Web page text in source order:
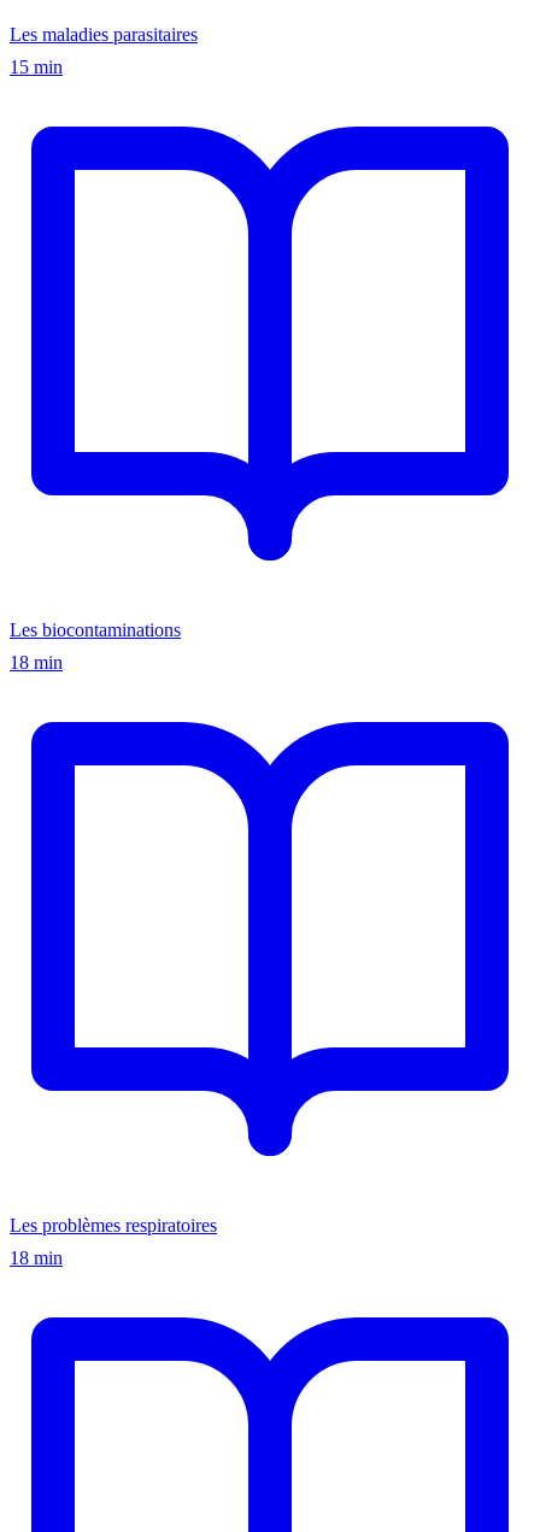
Les maladies parasitaires
15 min
Les biocontaminations
18 min
Les problèmes respiratoires
18 min